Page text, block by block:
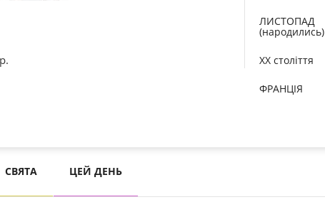
ЛИСТОПАД
(народились)
XX століття
ФРАНЦІЯ
СВЯТА ЦЕЙ ДЕНЬ